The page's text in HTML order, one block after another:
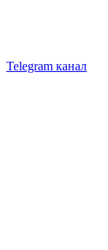
Telegram канал